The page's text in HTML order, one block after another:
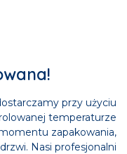
przy użyciu
temperaturze
zapakowania,
Nasi profesjonalni